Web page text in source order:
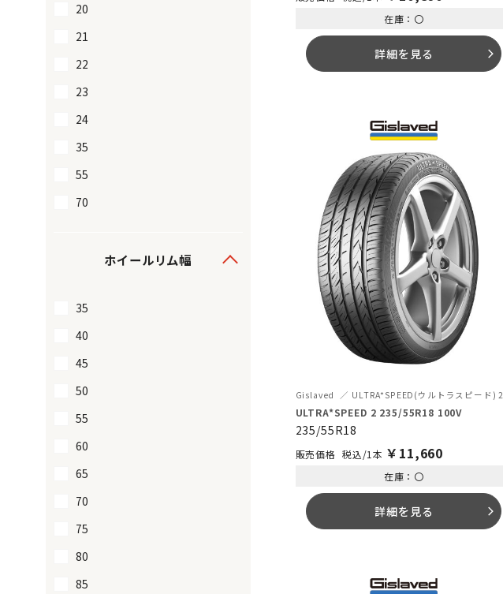
20
21
22
23
24
35
55
70
ホイールリム幅
35
40
45
50
55
60
65
70
75
80
85
在庫：〇
詳細を見る arrow_forward_ios
Gislaved ULTRA*SPEED(ウルトラスピード) 2
ULTRA*SPEED 2 235/55R18 100V
235/55R18
税込/1本 ￥ 11,660
在庫：〇
詳細を見る arrow_forward_ios